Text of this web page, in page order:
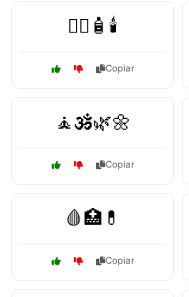
🧖‍♂️🧴🕯️
Copiar
🧘🕉️🌿🌼
Copiar
🩸🏥💊
Copiar